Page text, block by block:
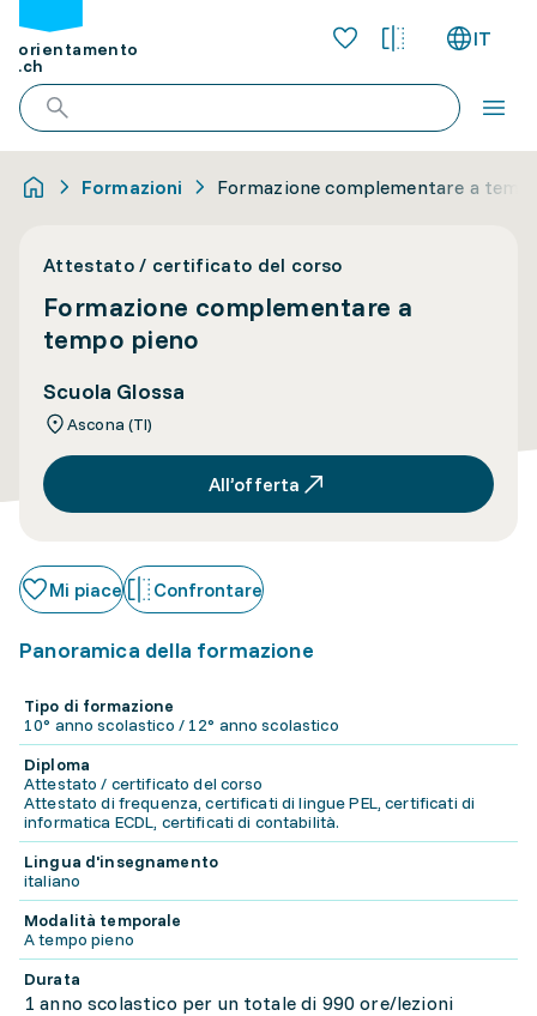
orientamento
.ch
IT
Formazioni Formazione complementare a
Attestato / certificato del corso
Formazione complementare a
tempo pieno
Scuola Glossa
Ascona (TI)
All’offerta
Mi piace Confrontare
Panoramica della formazione
Tipo di formazione
10° anno scolastico / 12° anno scolastico
Diploma
Attestato / certificato del corso
Attestato di frequenza, certificati di lingue PEL, certificati di
informatica ECDL, certificati di contabilità.
Lingua d'insegnamento
italiano
Modalità temporale
A tempo pieno
Durata
1 anno scolastico per un totale di 990 ore/lezioni